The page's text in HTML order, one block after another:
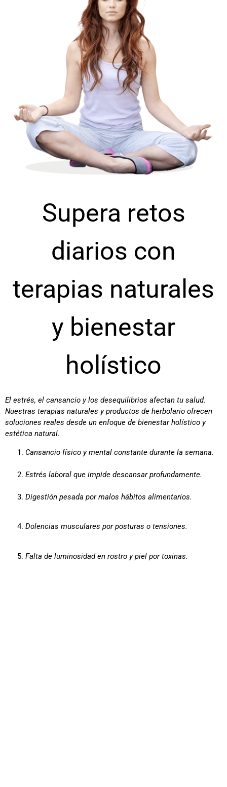
Supera retos
diarios con
terapias naturales
y bienestar
holístico
El estrés, el cansancio y los desequilibrios afectan tu salud.
Nuestras terapias naturales y productos de herbolario ofrecen
soluciones reales desde un enfoque de bienestar holístico y
estética natural.
Cansancio físico y mental constante durante la semana.
Estrés laboral que impide descansar profundamente.
Digestión pesada por malos hábitos alimentarios.
Dolencias musculares por posturas o tensiones.
Falta de luminosidad en rostro y piel por toxinas.